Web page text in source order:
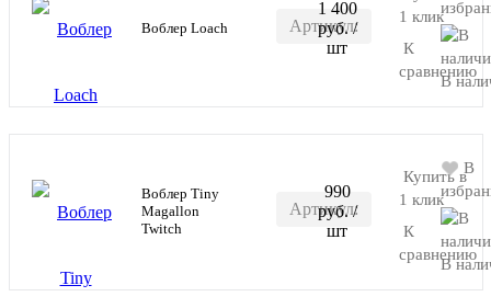
Воблер Loach
Артикул:
1 400
руб./
шт
В корзину
1 клик
К
сравнению
В
Воблер Tiny
Magallon
Twitсh
Артикул:
990
руб./
шт
В корзину
Купить в
1 клик
К
сравнению
В
В